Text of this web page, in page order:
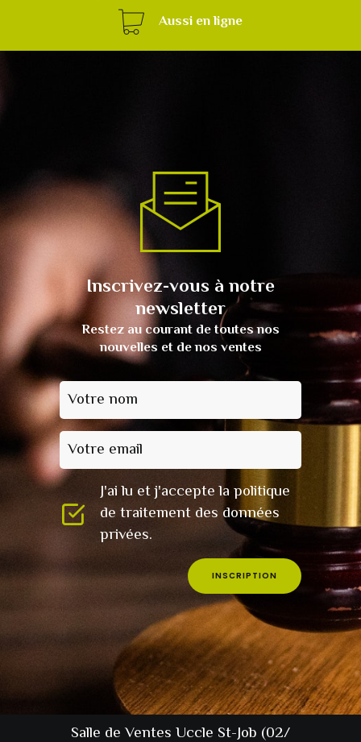
Aussi en ligne
Inscrivez-vous à notre
newsletter
Restez au courant de toutes nos
nouvelles et de nos ventes
Votre nom
Votre email
J'ai lu et j'accepte la politique
de traitement des données
privées.
INSCRIPTION
Salle de Ventes Uccle St-Job (02/